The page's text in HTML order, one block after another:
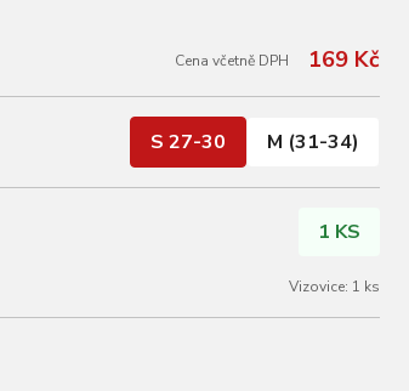
Cena včetně DPH 169 Kč
S 27-30 M (31-34)
1 KS
Vizovice: 1 ks